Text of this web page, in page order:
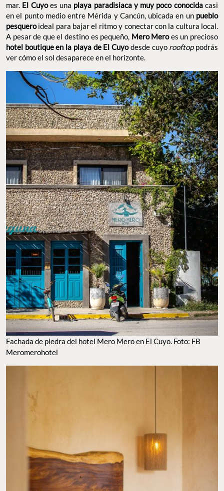
mar. El Cuyoes una playa paradisiaca y muy poco conocidacasi
en el punto medio entre Mérida y Cancún, ubicada en un pueblo
pesqueroideal para bajar el ritmo y conectar con la cultura local.
A pesar de que el destino es pequeño, Mero Meroes un precioso
hotel boutique en la playa de El Cuyodesde cuyo rooftoppodrás
ver cómo el sol desaparece en el horizonte.
Fachada de piedra del hotel Mero Mero en El Cuyo. Foto: FB
Meromerohotel